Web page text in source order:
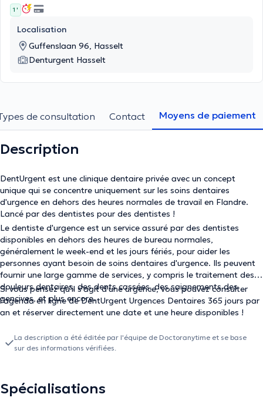
1 '
Localisation
Guffenslaan 96, Hasselt
Denturgent Hasselt
de consultation Contact Moyens de paiement
Description
DentUrgent est une clinique dentaire privée avec un concept
unique qui se concentre uniquement sur les soins dentaires
d'urgence en dehors des heures normales de travail en Flandre.
Lancé par des dentistes pour des dentistes !
Le dentiste d'urgence est un service assuré par des dentistes
disponibles en dehors des heures de bureau normales,
généralement le week-end et les jours fériés, pour aider les
personnes ayant besoin de soins dentaires d'urgence. Ils peuvent
fournir une large gamme de services, y compris le traitement des
douleurs dentaires, des dents cassées, des saignements des
gencives, et plus encore.
Si vous pensez qu'il s'agit d'une urgence, vous pouvez consulter
l'agenda en ligne de DentUrgent Urgences Dentaires 365 jours par
an et réserver directement une date et une heure disponibles !
La description a été éditée par l'équipe de Doctoranytime et se base
sur des informations vérifiées.
Spécialisations